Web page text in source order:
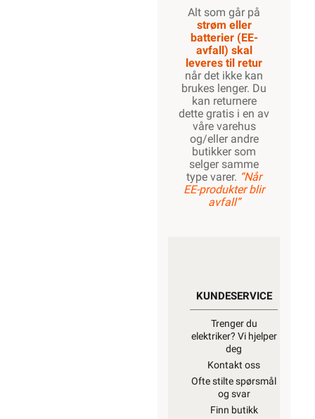
Alt som går på
strøm eller
batterier (EE-
avfall) skal
leveres til retur
når det ikke kan
brukes lenger. Du
kan returnere
dette gratis i en av
våre varehus
og/eller andre
butikker som
selger samme
type varer. “Når
EE-produkter blir
avfall”
KUNDESERVICE
Trenger du
elektriker? Vi hjelper
deg
Kontakt oss
Ofte stilte spørsmål
og svar
Finn butikk